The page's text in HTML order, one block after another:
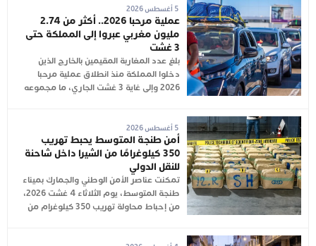
5 أغسطس 2026
عملية مرحبا 2026.. أكثر من 2.74
مليون مغربي عبروا إلى المملكة حتى
3 غشت
بلغ عدد المغاربة المقيمين بالخارج الذين
دخلوا المملكة منذ انطلاق عملية مرحبا
2026 وإلى غاية 3 غشت الجاري، ما مجموعه
5 أغسطس 2026
أمن طنجة المتوسط يحبط تهريب
350 كيلوغرامًا من الشيرا داخل شاحنة
للنقل الدولي
تمكنت عناصر الأمن الوطني والجمارك بميناء
طنجة المتوسط، يوم الثلاثاء 4 غشت 2026،
من إحباط محاولة تهريب 350 كيلوغرام من